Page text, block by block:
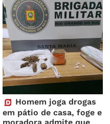
Homem joga drogas
em pátio de casa, foge e